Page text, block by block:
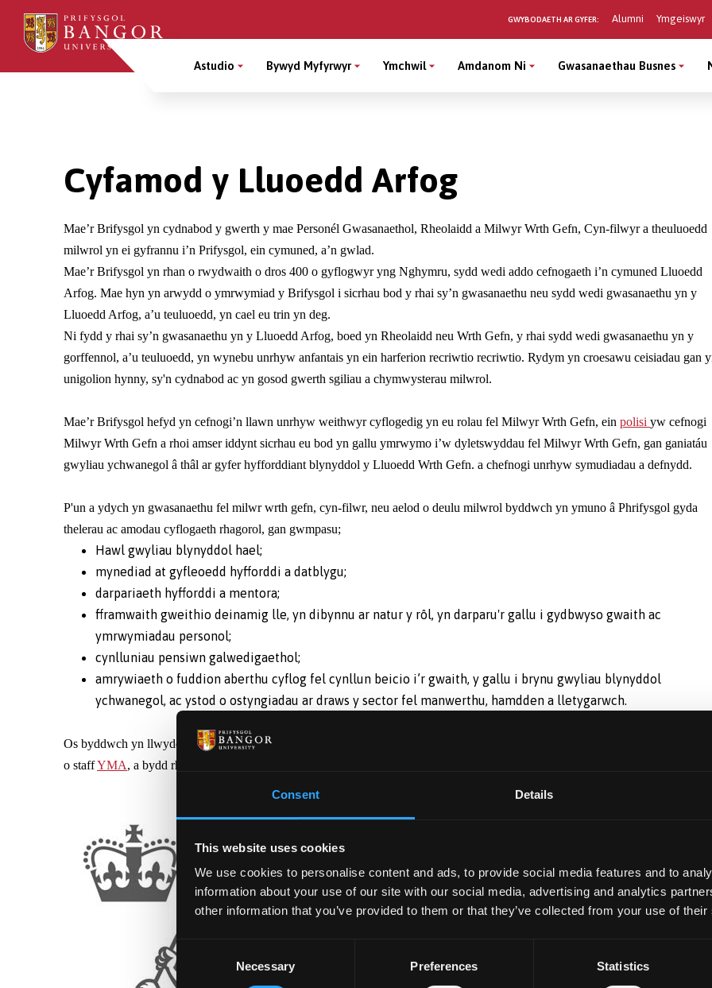
Consent Details
This website uses cookies
We use cookies to personalise content and ads, to provide social media features and to
information about your use of our site with our social media, advertising and analytics
other information that you’ve provided to them or that they’ve collected from your use of
Consent
Selection
Necessary Preferences Statistics
Sgipiwch
gynnwys
GWYBODAETH AR GYFER: Alumni Ymgeiswyr
Main
Astudio Bywyd Myfyrwyr Ymchwil Amdanom Ni Gwasanaethau Busnes
Cyfamod y Lluoedd Arfog
Mae’r Brifysgol yn cydnabod y gwerth y mae Personél Gwasanaethol, Rheolaidd a Milwyr Wrth Gefn, Cyn-filwyr a theuluoedd
milwrol yn ei gyfrannu i’n Prifysgol, ein cymuned, a’n gwlad.
Mae’r Brifysgol yn rhan o rwydwaith o dros 400 o gyflogwyr yng Nghymru, sydd wedi addo cefnogaeth i’n cymuned Lluoedd
Arfog. Mae hyn yn arwydd o ymrwymiad y Brifysgol i sicrhau bod y rhai sy’n gwasanaethu neu sydd wedi gwasanaethu yn y
Lluoedd Arfog, a’u teuluoedd, yn cael eu trin yn deg.
Ni fydd y rhai sy’n gwasanaethu yn y Lluoedd Arfog, boed yn Rheolaidd neu Wrth Gefn, y rhai sydd wedi gwasanaethu yn y
gorffennol, a’u teuluoedd, yn wynebu unrhyw anfantais yn ein harferion recriwtio recriwtio. Rydym yn croesawu ceisiadau gan
unigolion hynny, sy'n cydnabod ac yn gosod gwerth sgiliau a chymwysterau milwrol.
Mae’r Brifysgol hefyd yn cefnogi’n llawn unrhyw weithwyr cyflogedig yn eu rolau fel Milwyr Wrth Gefn, ein polisi yw cefnogi
Milwyr Wrth Gefn a rhoi amser iddynt sicrhau eu bod yn gallu ymrwymo i’w dyletswyddau fel Milwyr Wrth Gefn, gan ganiatáu
gwyliau ychwanegol â thâl ar gyfer hyfforddiant blynyddol y Lluoedd Wrth Gefn. a chefnogi unrhyw symudiadau a defnydd.
P'un a ydych yn gwasanaethu fel milwr wrth gefn, cyn-filwr, neu aelod o deulu milwrol byddwch yn ymuno â Phrifysgol gyda
thelerau ac amodau cyflogaeth rhagorol, gan gwmpasu;
Hawl gwyliau blynyddol hael;
mynediad at gyfleoedd hyfforddi a datblygu;
darpariaeth hyfforddi a mentora;
fframwaith gweithio deinamig lle, yn dibynnu ar natur y rôl, yn darparu'r gallu i gydbwyso gwaith ac
ymrwymiadau personol;
cynlluniau pensiwn galwedigaethol;
amrywiaeth o fuddion aberthu cyflog fel cynllun beicio i’r gwaith, y gallu i brynu gwyliau blynyddol
ychwanegol, ac ystod o ostyngiadau ar draws y sector fel manwerthu, hamdden a lletygarwch.
Os byddwch yn llwyddiannus yn eich cais, mae gennym hefyd gyfoeth o wybodaeth ac adnoddau ar gael ar gyfer aelodau
o staffYMA, a bydd rhaglen sefydlu gynhwysfawr ar gael i chi.